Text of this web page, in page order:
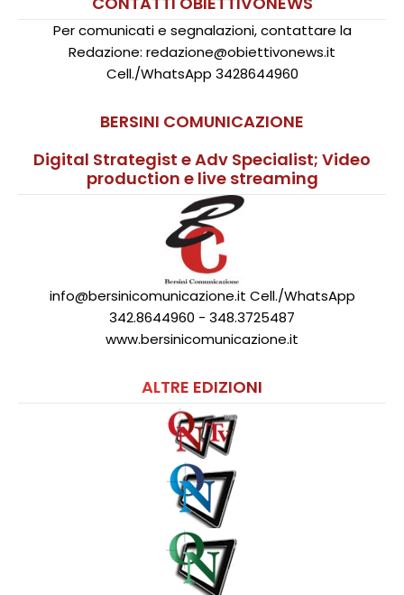
Per comunicati e segnalazioni, contattare la
Redazione: redazione@obiettivonews.it
Cell./WhatsApp 3428644960
BERSINI COMUNICAZIONE
Digital Strategist e Adv Specialist; Video
production e live streaming
info@bersinicomunicazione.it Cell./WhatsApp
342.8644960 - 348.3725487
www.bersinicomunicazione.it
ALTRE EDIZIONI